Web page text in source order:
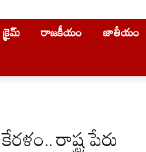
క్రైమ్ రాజకీయం జాతీయం
రాష్ట్ర పేరు